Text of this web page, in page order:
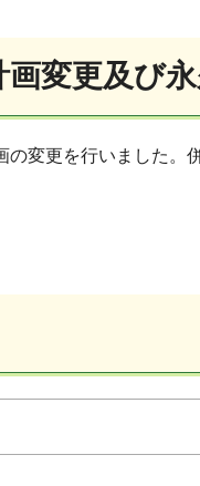
変更及び
変更を行いました。